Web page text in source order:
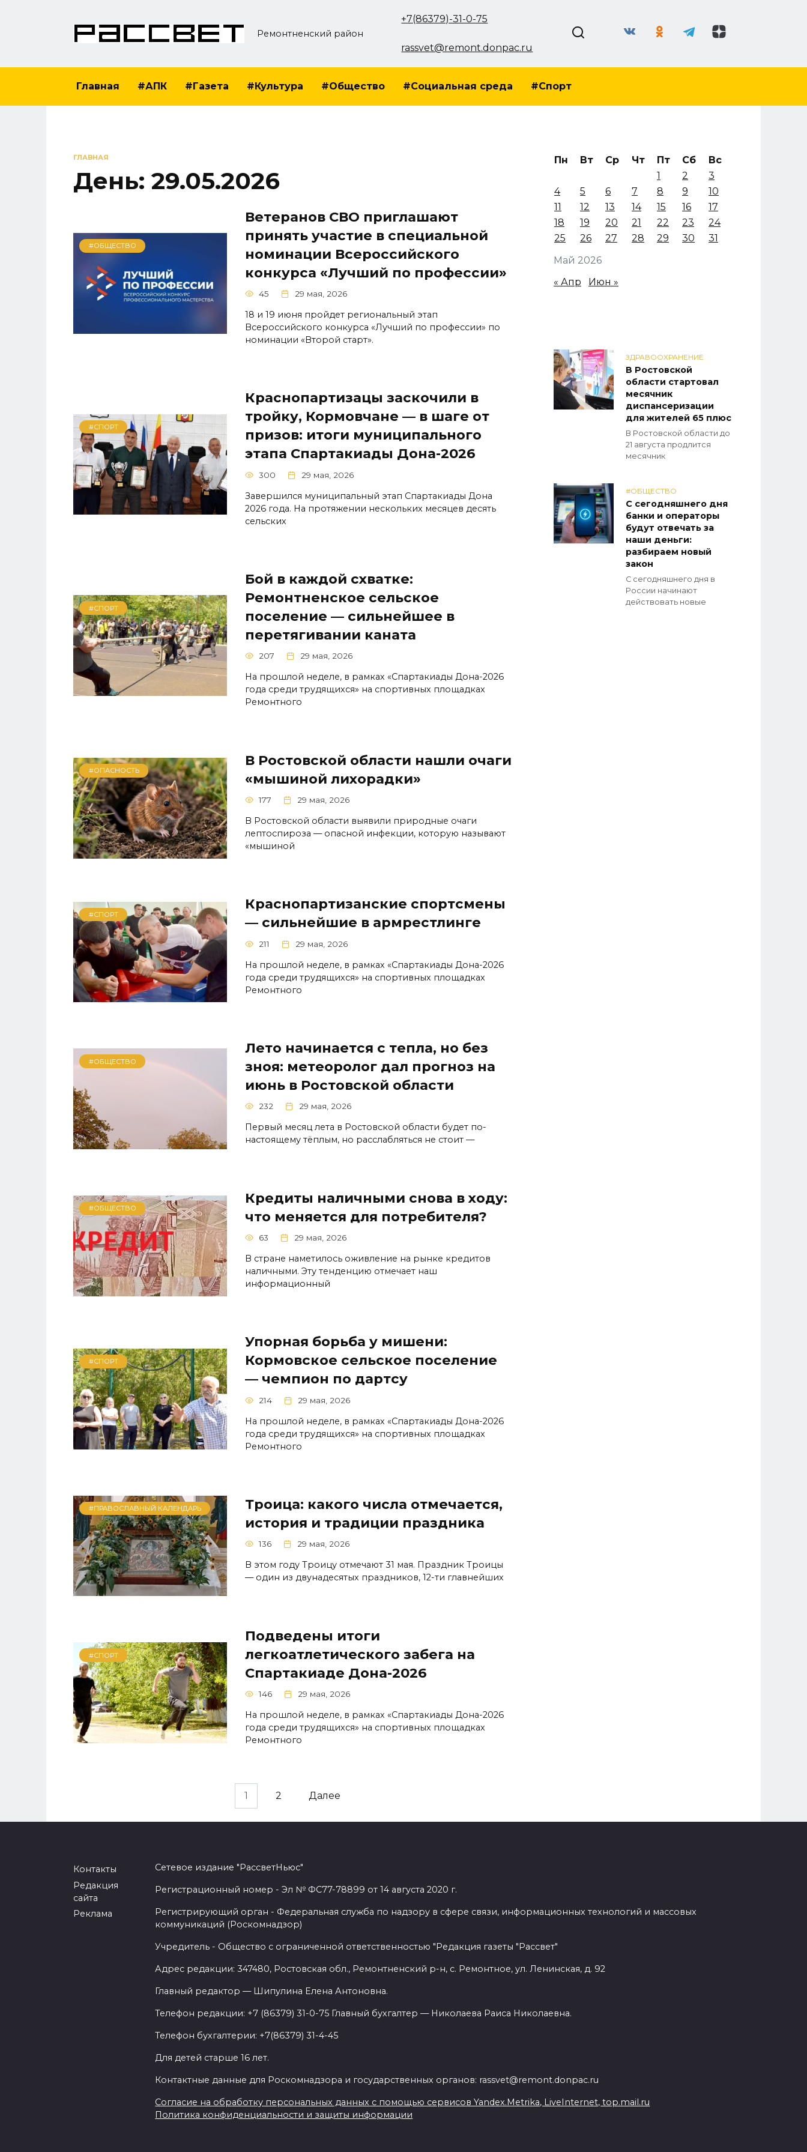
Ремонтненский район
+7(86379)-31-0-75
rassvet@remont.donpac.ru
Главная #АПК #Газета #Культура #Общество #Социальная среда #Спорт
ГЛАВНАЯ
День: 29.05.2026
#ОБЩЕСТВО
Ветеранов СВО приглашают
принять участие в специальной
номинации Всероссийского
конкурса «Лучший по профессии»
45 29 мая, 2026
18 и 19 июня пройдет региональный этап
Всероссийского конкурса «Лучший по профессии» по
номинации «Второй старт».
#СПОРТ
Краснопартизацы заскочили в
тройку, Кормовчане — в шаге от
призов: итоги муниципального
этапа Спартакиады Дона-2026
300 29 мая, 2026
Завершился муниципальный этап Спартакиады Дона
2026 года. На протяжении нескольких месяцев десять
сельских
#СПОРТ
Бой в каждой схватке:
Ремонтненское сельское
поселение — сильнейшее в
перетягивании каната
207 29 мая, 2026
На прошлой неделе, в рамках «Спартакиады Дона-2026
года среди трудящихся» на спортивных площадках
Ремонтного
#ОПАСНОСТЬ
В Ростовской области нашли очаги
«мышиной лихорадки»
177 29 мая, 2026
В Ростовской области выявили природные очаги
лептоспироза — опасной инфекции, которую называют
«мышиной
#СПОРТ
Краснопартизанские спортсмены
— сильнейшие в армрестлинге
211 29 мая, 2026
На прошлой неделе, в рамках «Спартакиады Дона-2026
года среди трудящихся» на спортивных площадках
Ремонтного
#ОБЩЕСТВО
Лето начинается с тепла, но без
зноя: метеоролог дал прогноз на
июнь в Ростовской области
232 29 мая, 2026
Первый месяц лета в Ростовской области будет по-
настоящему тёплым, но расслабляться не стоит —
#ОБЩЕСТВО
Кредиты наличными снова в ходу:
что меняется для потребителя?
63 29 мая, 2026
В стране наметилось оживление на рынке кредитов
наличными. Эту тенденцию отмечает наш
информационный
#СПОРТ
Упорная борьба у мишени:
Кормовское сельское поселение
— чемпион по дартсу
214 29 мая, 2026
На прошлой неделе, в рамках «Спартакиады Дона-2026
года среди трудящихся» на спортивных площадках
Ремонтного
#ПРАВОСЛАВНЫЙ КАЛЕНДАРЬ
Троица: какого числа отмечается,
история и традиции праздника
136 29 мая, 2026
В этом году Троицу отмечают 31 мая. Праздник Троицы
— один из двунадесятых праздников, 12-ти главнейших
#СПОРТ
Подведены итоги
легкоатлетического забега на
Спартакиаде Дона-2026
146 29 мая, 2026
На прошлой неделе, в рамках «Спартакиады Дона-2026
года среди трудящихся» на спортивных площадках
Ремонтного
записям
1 2 Далее
Май 2026
Пн Вт Ср Чт Пт Сб
Вс
1
2
3
4
5 6 7 8 9
10
11
12 13 14 15 16
17
18
19 20 21 22 23
24
25
26 27 28 29 30 31
« Апр Июн »
ЗДРАВООХРАНЕНИЕ
В Ростовской
области стартовал
месячник
диспансеризации
для жителей 65 плюс
В Ростовской области до
21 августа продлится
месячник
#ОБЩЕСТВО
С сегодняшнего дня
банки и операторы
будут отвечать за
наши деньги:
разбираем новый
закон
С сегодняшнего дня в
России начинают
действовать новые
Контакты
Редакция
сайта
Реклама
Сетевое издание "РассветНьюс"
Регистрационный номер - Эл № ФС77-78899 от 14 августа 2020 г.
Регистрирующий орган - Федеральная служба по надзору в сфере связи, информационных технологий и массовых
коммуникаций (Роскомнадзор)
Учредитель - Общество с ограниченной ответственностью "Редакция газеты "Рассвет"
Адрес редакции: 347480, Ростовская обл., Ремонтненский р-н, с. Ремонтное, ул. Ленинская, д. 92
Главный редактор — Шипулина Елена Антоновна.
Телефон редакции: +7 (86379) 31-0-75 Главный бухгалтер — Николаева Раиса Николаевна.
Телефон бухгалтерии: +7(86379) 31-4-45
Для детей старше 16 лет.
Контактные данные для Роскомнадзора и государственных органов: rassvet@remont.donpac.ru
Согласие на обработку персональных данных с помощью сервисов Yandex.Metrika, LiveInternet, top.mail.ru
Политика конфиденциальности и защиты информации